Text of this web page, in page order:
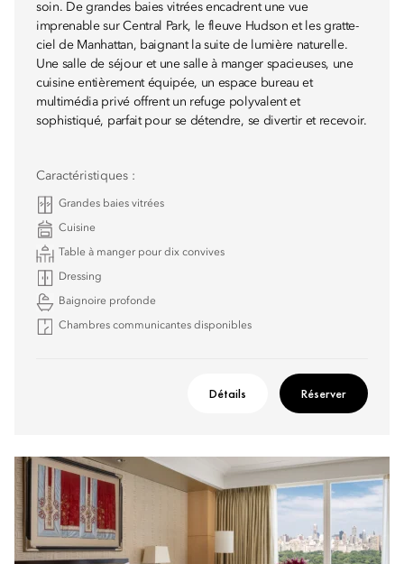
soin. De grandes baies vitrées encadrent une vue
imprenable sur Central Park, le fleuve Hudson et les gratte-
ciel de Manhattan, baignant la suite de lumière naturelle.
Une salle de séjour et une salle à manger spacieuses, une
cuisine entièrement équipée, un espace bureau et
multimédia privé offrent un refuge polyvalent et
sophistiqué, parfait pour se détendre, se divertir et recevoir.
Caractéristiques :
Grandes baies vitrées
Cuisine
Table à manger pour dix convives
Dressing
Baignoire profonde
Chambres communicantes disponibles
Détails Réserver